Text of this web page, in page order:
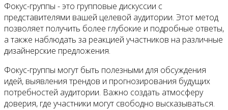
Фокус-группы - это групповые дискуссии с
представителями вашей целевой аудитории. Этот метод
позволяет получить более глубокие и подробные ответы,
а также наблюдать за реакцией участников на различные
дизайнерские предложения.
Фокус-группы могут быть полезными для обсуждения
идей, выявления трендов и прогнозирования будущих
потребностей аудитории. Важно создать атмосферу
доверия, где участники могут свободно высказываться.